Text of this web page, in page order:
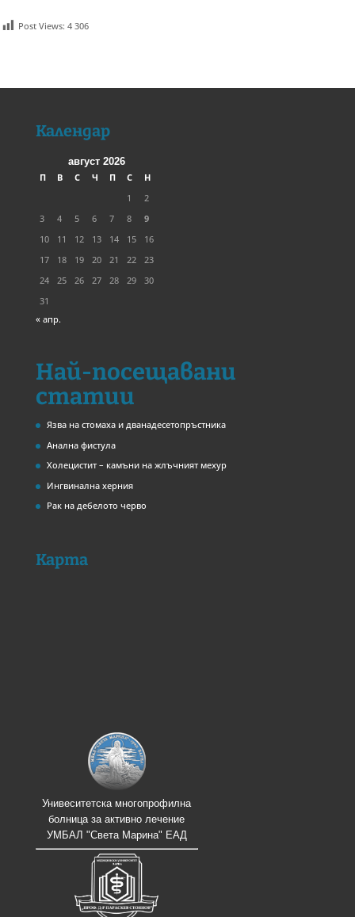
Post Views: 4 306
Календар
август 2026
П
В С Ч П С
Н
1
2
3
4 5 6 7 8
9
10
11 12 13 14 15
16
17
18 19 20 21 22
23
24
25 26 27 28 29
30
31
« апр.
Най-посещавани
статии
Язва на стомаха и дванадесетопръстника
Анална фистула
Холецистит – камъни на жлъчният мехур
Ингвинална херния
Рак на дебелото черво
Карта
Унивеситетска многопрофилна
болница за активно лечение
УМБАЛ "Света Марина" ЕАД